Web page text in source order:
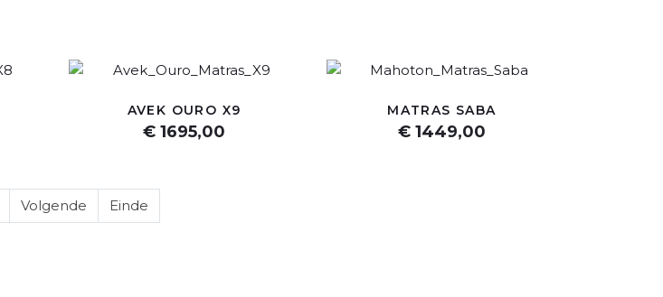
AVEK OURO X9
€ 1695,00
MATRAS SABA
€ 1449,00
Volgende Einde